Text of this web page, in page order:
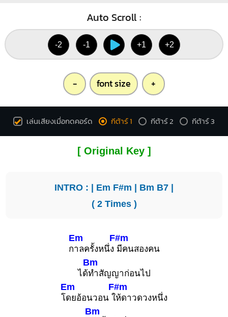
Auto Scroll :
-2 -1 +1 +2
- font size +
เล่นเสียงเมื่อกดคอร์ด กีต้าร์ 1 กีต้าร์ 2 กีต้าร์ 3
[ Original Key ]
INTRO : | Em F#m | Bm B7 |
( 2 Times )
ก
Em
าลครั้งหนึ่ง
F#m
มีคนสองคน
ได้
Bm
ทำสัญญาก่อนไป
โ
Em
ดยอ้อนวอน ใ
F#m
ห้ดาวดวงหนึ่ง
Bm